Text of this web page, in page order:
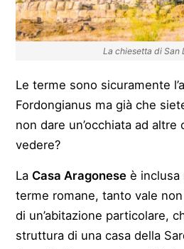
La chiesetta di San
Le terme sono sicuramente
Fordongianus ma già che
non dare un’occhiata ad
vedere?
La Casa Aragonese è inclusa
terme romane, tanto vale
di un’abitazione particolare,
struttura di una casa della